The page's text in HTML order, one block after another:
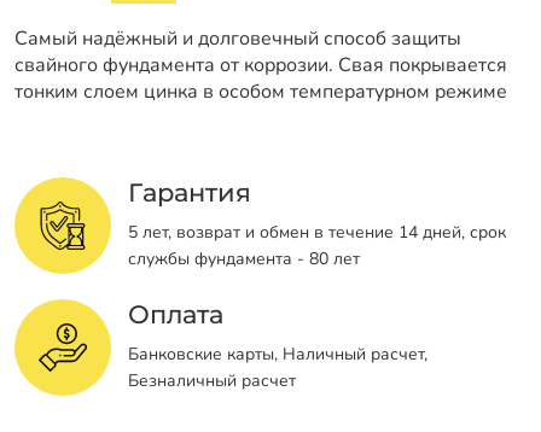
Самый надёжный и долговечный способ защиты
свайного фундамента от коррозии. Свая покрывается
тонким слоем цинка в особом температурном режиме
Гарантия
5 лет, возврат и обмен в течение 14 дней, срок
службы фундамента - 80 лет
Оплата
Банковские карты, Наличный расчет,
Безналичный расчет